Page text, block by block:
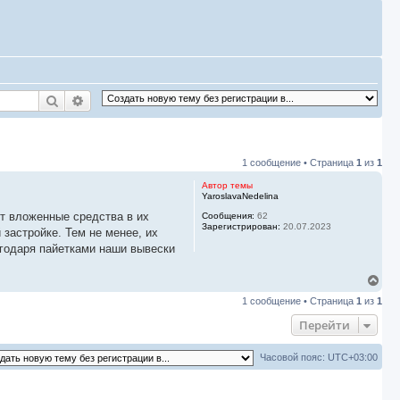
Поиск Расширенный поиск
1 сообщение • Страница 1 из 1
Автор темы
YaroslavaNedelina
Сообщения: 62
Зарегистрирован: 20.07.2023
вложенные средства в их
Тем не менее, их
пайетками наши вывески
р
с
1 сообщение • Страница 1 из 1
Перейти
Часовой пояс: UTC+03:00